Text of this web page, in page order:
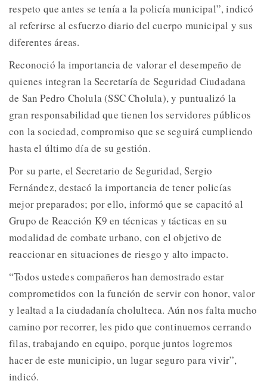
respeto que antes se tenía a la policía municipal”, indicó
al referirse al esfuerzo diario del cuerpo municipal y sus
diferentes áreas.
Reconoció la importancia de valorar el desempeño de
quienes integran la Secretaría de Seguridad Ciudadana
de San Pedro Cholula (SSC Cholula), y puntualizó la
gran responsabilidad que tienen los servidores públicos
con la sociedad, compromiso que se seguirá cumpliendo
hasta el último día de su gestión.
Por su parte, el Secretario de Seguridad, Sergio
Fernández, destacó la importancia de tener policías
mejor preparados; por ello, informó que se capacitó al
Grupo de Reacción K9 en técnicas y tácticas en su
modalidad de combate urbano, con el objetivo de
reaccionar en situaciones de riesgo y alto impacto.
“Todos ustedes compañeros han demostrado estar
comprometidos con la función de servir con honor, valor
y lealtad a la ciudadanía cholulteca. Aún nos falta mucho
camino por recorrer, les pido que continuemos cerrando
filas, trabajando en equipo, porque juntos logremos
hacer de este municipio, un lugar seguro para vivir”,
indicó.